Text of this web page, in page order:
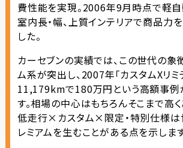
費性能を実現。2006年9月時点で軽
室内長・幅、上質インテリアで商品力
した。
カーセブンの実績では、この世代の象
ム系が突出し、2007年「カスタムXリミ
11,179kmで180万円という高額事例
す。相場の中心はもちろんそこまで高く
低走行×カスタム×限定・特別仕様は
レミアムを生むことがある点を示します